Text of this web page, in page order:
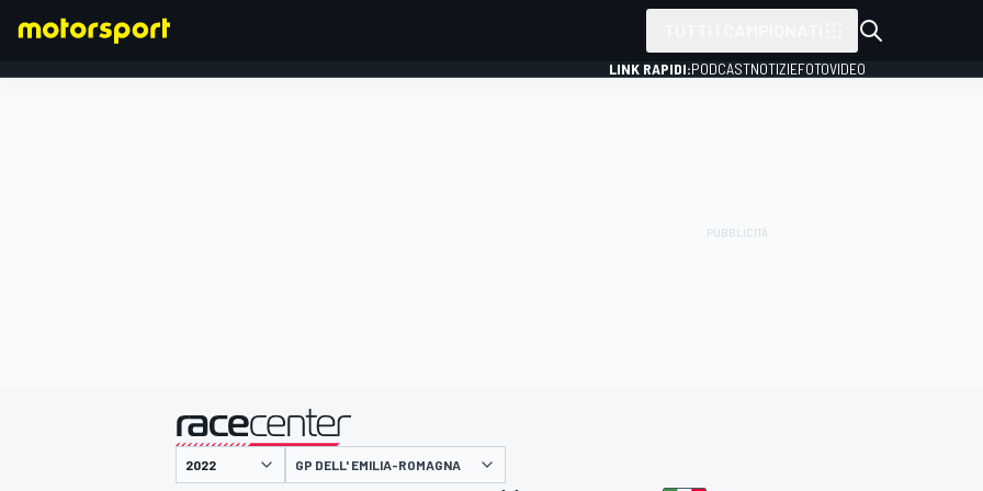
LINK RAPIDI:PODCASTNOTIZIEFOTOVIDEO
presentato da
GP DELL' EMILIA-ROMAGNA